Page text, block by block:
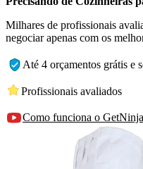
Milhares de profissionais
negociar apenas com os
Até 4 orçamentos grátis e
Profissionais avaliados
Como funciona o